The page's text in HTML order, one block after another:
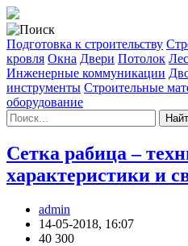
Подготовка к строительству
кровля Окна Двери Потолок
Инженерные коммуникации
инструменты Строительные
оборудование
Сетка рабица –
характеристики и
admin
14-05-2018, 16:07
40 300